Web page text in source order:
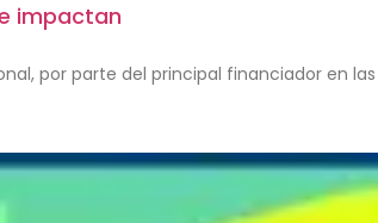
impactan
por parte del principal financiador en